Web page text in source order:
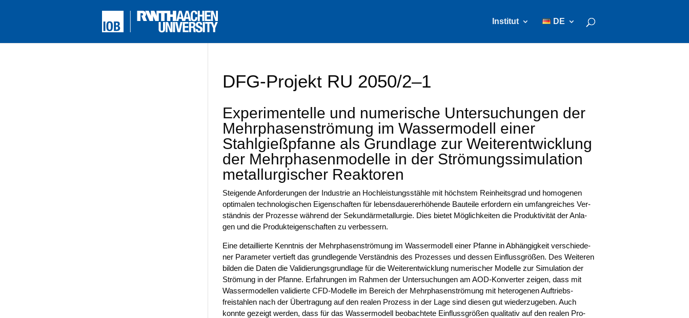
Institut DE
DFG-Projekt RU 2050/2–1
Experimentelle und numerische Untersuchungen der
Mehrphasenströmung im Wassermodell einer
Stahlgießpfanne als Grundlage zur Weiterentwicklung
der Mehrphasenmodelle in der Strömungssimulation
metallurgischer Reaktoren
Stei­gen­de Anfor­de­run­gen der Indus­trie an Hoch­leis­tungs­stäh­le mit höchs­tem Rein­heits­grad und homo­ge­nen
opti­ma­len tech­no­lo­gi­schen Eigen­schaf­ten für lebens­dau­er­erhö­hen­de Bau­tei­le erfor­dern ein umfang­rei­ches Ver­
ständ­nis der Pro­zes­se wäh­rend der Sekun­där­me­tall­ur­gie. Dies bie­tet Mög­lich­kei­ten die Pro­duk­ti­vi­tät der Anla­
gen und die Pro­duk­tei­gen­schaf­ten zu verbessern.
Eine detail­lier­te Kennt­nis der Mehr­pha­sen­strö­mung im Was­ser­mo­dell einer Pfan­ne in Abhän­gig­keit ver­schie­de­
ner Para­me­ter ver­tieft das grund­le­gen­de Ver­ständ­nis des Pro­zes­ses und des­sen Ein­fluss­grö­ßen. Des Wei­te­ren
bil­den die Daten die Vali­die­rungs­grund­la­ge für die Wei­ter­ent­wick­lung nume­ri­scher Model­le zur Simu­la­ti­on der
Strö­mung in der Pfan­ne. Erfah­run­gen im Rah­men der Unter­su­chun­gen am AOD-Kon­ver­ter zei­gen, dass mit
Was­ser­mo­del­len vali­dier­te CFD-Model­le im Bereich der Mehr­pha­sen­strö­mung mit hete­ro­ge­nen Auf­triebs­
freistah­len nach der Über­tra­gung auf den rea­len Pro­zess in der Lage sind die­sen gut wie­der­zu­ge­ben. Auch
konn­te gezeigt wer­den, dass für das Was­ser­mo­dell beob­ach­te­te Ein­fluss­grö­ßen qua­li­ta­tiv auf den rea­len Pro­